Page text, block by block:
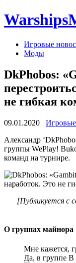
Игровые
Моды
DkPhobos:
не гибкая
09.01.2020
Александр
группы WePlay!
команд на турнире.
[Публикуется с
О группах майнора
Мне кажется,
Да, в группе В